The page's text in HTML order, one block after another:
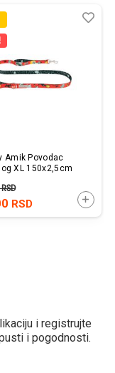
Amik Povodac
XL 150x2,5cm
RSD
RSD
i registrujte
i pogodnosti.